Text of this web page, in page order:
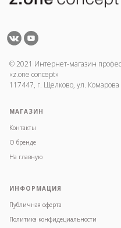
© 2021 Интернет-магазин
«z.one concept»
117447, г. Щелково, ул. Комарова
МАГАЗИН
Контакты
О бренде
На главную
ИНФОРМАЦИЯ
Публичная оферта
Политика конфидециальности